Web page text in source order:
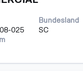
025
Bundesland
SC